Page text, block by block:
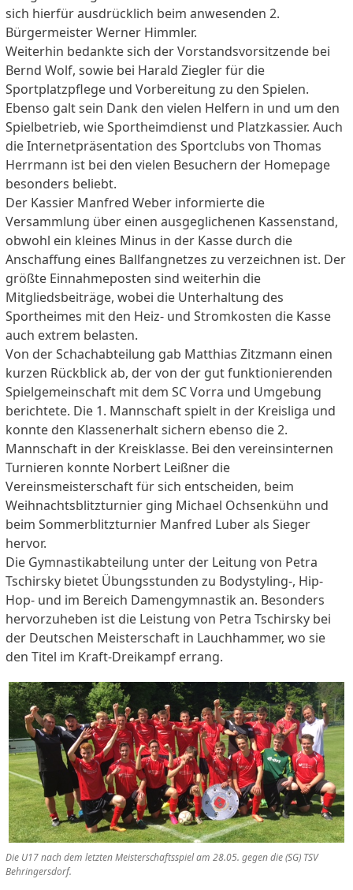
sich hierfür ausdrücklich beim anwesenden 2.
Bürgermeister Werner Himmler.
Weiterhin bedankte sich der Vorstandsvorsitzende bei
Bernd Wolf, sowie bei Harald Ziegler für die
Sportplatzpflege und Vorbereitung zu den Spielen.
Ebenso galt sein Dank den vielen Helfern in und um den
Spielbetrieb, wie Sportheimdienst und Platzkassier. Auch
die Internetpräsentation des Sportclubs von Thomas
Herrmann ist bei den vielen Besuchern der Homepage
besonders beliebt.
Der Kassier Manfred Weber informierte die
Versammlung über einen ausgeglichenen Kassenstand,
obwohl ein kleines Minus in der Kasse durch die
Anschaffung eines Ballfangnetzes zu verzeichnen ist. Der
größte Einnahmeposten sind weiterhin die
Mitgliedsbeiträge, wobei die Unterhaltung des
Sportheimes mit den Heiz- und Stromkosten die Kasse
auch extrem belasten.
Von der Schachabteilung gab Matthias Zitzmann einen
kurzen Rückblick ab, der von der gut funktionierenden
Spielgemeinschaft mit dem SC Vorra und Umgebung
berichtete. Die 1. Mannschaft spielt in der Kreisliga und
konnte den Klassenerhalt sichern ebenso die 2.
Mannschaft in der Kreisklasse. Bei den vereinsinternen
Turnieren konnte Norbert Leißner die
Vereinsmeisterschaft für sich entscheiden, beim
Weihnachtsblitzturnier ging Michael Ochsenkühn und
beim Sommerblitzturnier Manfred Luber als Sieger
hervor.
Die Gymnastikabteilung unter der Leitung von Petra
Tschirsky bietet Übungsstunden zu Bodystyling-, Hip-
Hop- und im Bereich Damengymnastik an. Besonders
hervorzuheben ist die Leistung von Petra Tschirsky bei
der Deutschen Meisterschaft in Lauchhammer, wo sie
den Titel im Kraft-Dreikampf errang.
Die U17 nach dem letzten Meisterschaftsspiel am 28.05. gegen die (SG) TSV
Behringersdorf.